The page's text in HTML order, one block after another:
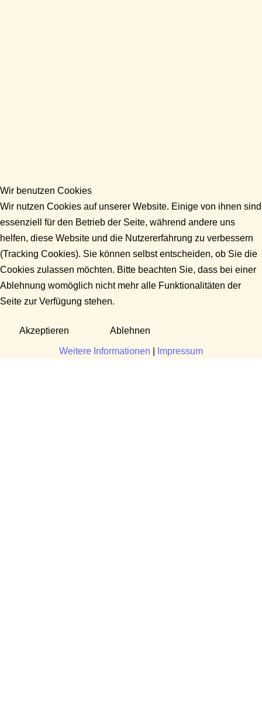
Wir benutzen Cookies
Wir nutzen Cookies auf unserer Website. Einige von ihnen sind
essenziell für den Betrieb der Seite, während andere uns
helfen, diese Website und die Nutzererfahrung zu verbessern
(Tracking Cookies). Sie können selbst entscheiden, ob Sie die
Cookies zulassen möchten. Bitte beachten Sie, dass bei einer
Ablehnung womöglich nicht mehr alle Funktionalitäten der
Seite zur Verfügung stehen.
Akzeptieren Ablehnen
Weitere Informationen Impressum